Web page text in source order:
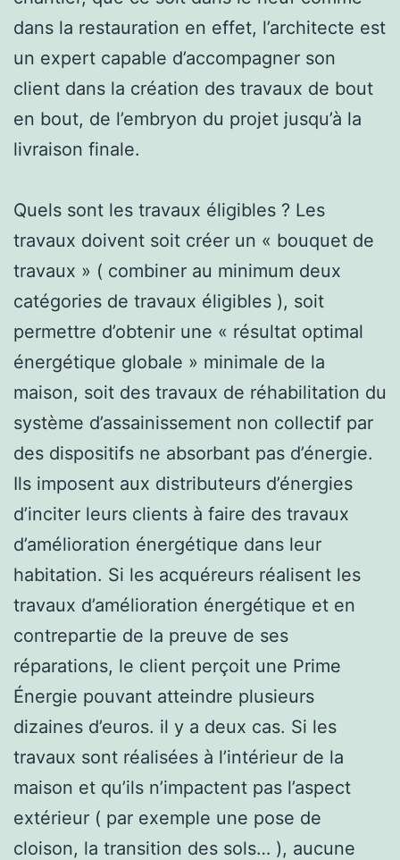
dans la restauration en effet, l’architecte est
un expert capable d’accompagner son
client dans la création des travaux de bout
en bout, de l’embryon du projet jusqu’à la
livraison finale.
Quels sont les travaux éligibles ? Les
travaux doivent soit créer un « bouquet de
travaux » ( combiner au minimum deux
catégories de travaux éligibles ), soit
permettre d’obtenir une « résultat optimal
énergétique globale » minimale de la
maison, soit des travaux de réhabilitation du
système d’assainissement non collectif par
des dispositifs ne absorbant pas d’énergie.
Ils imposent aux distributeurs d’énergies
d’inciter leurs clients à faire des travaux
d’amélioration énergétique dans leur
habitation. Si les acquéreurs réalisent les
travaux d’amélioration énergétique et en
contrepartie de la preuve de ses
réparations, le client perçoit une Prime
Énergie pouvant atteindre plusieurs
dizaines d’euros. il y a deux cas. Si les
travaux sont réalisées à l’intérieur de la
maison et qu’ils n’impactent pas l’aspect
extérieur ( par exemple une pose de
cloison, la transition des sols… ), aucune